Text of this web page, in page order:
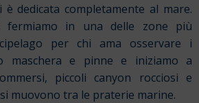
dedicata completamente al mare.
fermiamo in una delle zone più
per chi ama osservare i
maschera e pinne e iniziamo a
piccoli canyon rocciosi e
muovono tra le praterie marine.